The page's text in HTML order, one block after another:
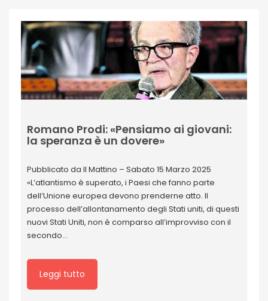
Romano Prodi: «Pensiamo ai giovani:
la speranza è un dovere»
Pubblicato da Il Mattino – Sabato 15 Marzo 2025
«L’atlantismo è superato, i Paesi che fanno parte
dell’Unione europea devono prenderne atto. Il
processo dell’allontanamento degli Stati uniti, di questi
nuovi Stati Uniti, non è comparso all’improvviso con il
secondo…
Leggi tutto